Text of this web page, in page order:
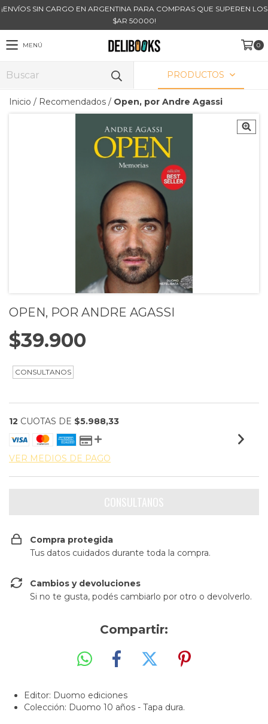
¡ENVÍOS SIN CARGO EN ARGENTINA PARA COMPRAS QUE SUPEREN LOS
$AR 50000!
MENÚ 0
PRODUCTOS
Inicio / Recomendados / Open, por Andre Agassi
OPEN, POR ANDRE AGASSI
$39.900
12 CUOTAS DE $5.988,33
VER MEDIOS DE PAGO
Compra protegida
Tus datos cuidados durante toda la compra.
Cambios y devoluciones
Si no te gusta, podés cambiarlo por otro o devolverlo.
Compartir:
Editor: Duomo ediciones
Colección: Duomo 10 años - Tapa dura.